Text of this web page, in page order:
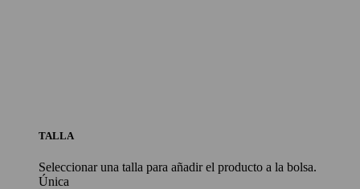
TALLA
Seleccionar una talla para añadir el producto a la bolsa.
Única